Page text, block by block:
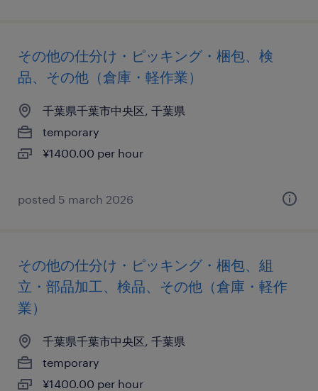
その他の仕分け・ピッキング・梱包、検
品、その他（倉庫・軽作業）
千葉県千葉市中央区, 千葉県
temporary
¥1400.00 per hour
posted 5 march 2026
その他の仕分け・ピッキング・梱包、組
立・部品加工、検品、その他（倉庫・軽作
業）
千葉県千葉市中央区, 千葉県
temporary
¥1400.00 per hour